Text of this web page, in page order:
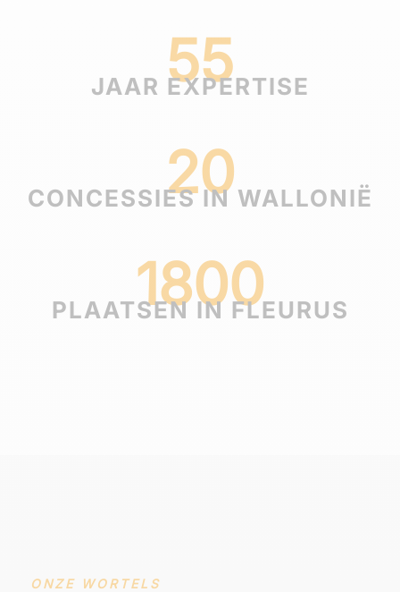
55
JAAR EXPERTISE
20
CONCESSIES IN WALLONIË
1800
PLAATSEN IN FLEURUS
ONZE WORTELS